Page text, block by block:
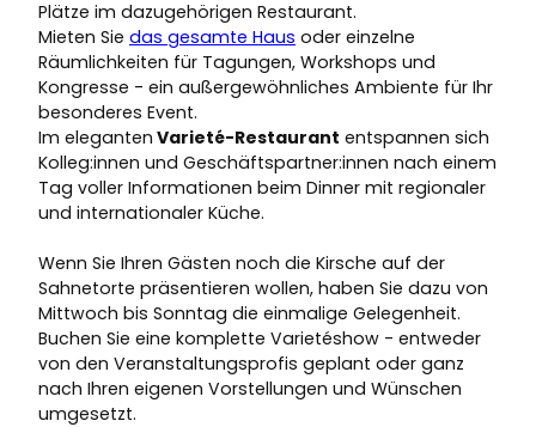
Plätze im dazugehörigen Restaurant.
Mieten Sie das gesamte Haus oder einzelne
Räumlichkeiten für Tagungen, Workshops und
Kongresse - ein außergewöhnliches Ambiente für Ihr
besonderes Event.
Im eleganten Varieté-Restaurant entspannen sich
Kolleg:innen und Geschäftspartner:innen nach einem
Tag voller Informationen beim Dinner mit regionaler
und internationaler Küche.
Wenn Sie Ihren Gästen noch die Kirsche auf der
Sahnetorte präsentieren wollen, haben Sie dazu von
Mittwoch bis Sonntag die einmalige Gelegenheit.
Buchen Sie eine komplette Varietéshow - entweder
von den Veranstaltungsprofis geplant oder ganz
nach Ihren eigenen Vorstellungen und Wünschen
umgesetzt.